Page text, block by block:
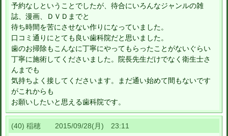
予約なしということでしたが、待合にいろんなジャンルの雑
誌、漫画、ＤＶＤまでと
待ち時間を苦にさせない作りになっていました。
口コミ通りにとても良い歯科院だと思いました。
歯のお掃除もこんなに丁寧にやってもらったことがないぐらい
丁寧に施術してくださいました。院長先生だけでなく衛生士さ
んまでも
気持ちよく接してくださいます。まだ通い始めて間もないです
がこれからも
お願いしたいと思える歯科院です。
(40) 稲穂 2015/09/28(月) 23:11